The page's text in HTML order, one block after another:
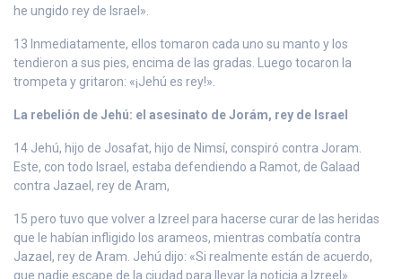
he ungido rey de Israel».
13 Inmediatamente, ellos tomaron cada uno su manto y los
tendieron a sus pies, encima de las gradas. Luego tocaron la
trompeta y gritaron: «¡Jehú es rey!».
La rebelión de Jehú: el asesinato de Jorám, rey de Israel
14 Jehú, hijo de Josafat, hijo de Nimsí, conspiró contra Joram.
Este, con todo Israel, estaba defendiendo a Ramot, de Galaad
contra Jazael, rey de Aram,
15 pero tuvo que volver a Izreel para hacerse curar de las heridas
que le habían infligido los arameos, mientras combatía contra
Jazael, rey de Aram. Jehú dijo: «Si realmente están de acuerdo,
que nadie escape de la ciudad para llevar la noticia a Izreel».